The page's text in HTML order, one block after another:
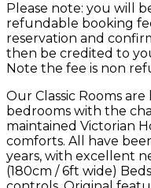
Please note: you will
refundable booking
reservation and
then be credited to
Note the fee is non
Our Classic Rooms
bedrooms with the
maintained Victorian
comforts. All have
years, with excellent
(180cm / 6ft wide)